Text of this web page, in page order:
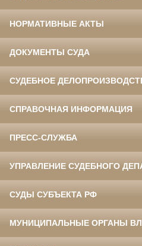
НОРМАТИВНЫЕ АКТЫ
ДОКУМЕНТЫ СУДА
СУДЕБНОЕ
СПРАВОЧНАЯ ИНФОРМАЦИЯ
ПРЕСС-СЛУЖБА
УПРАВЛЕНИЕ СУДЕБНОГО
СУДЫ СУБЪЕКТА РФ
МУНИЦИПАЛЬНЫЕ ОРГАНЫ